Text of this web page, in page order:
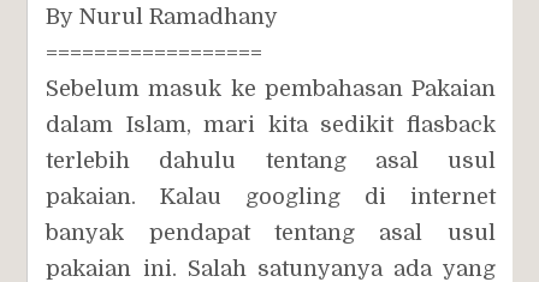
By Nurul Ramadhany
==================
Sebelum masuk ke pembahasan Pakaian
dalam Islam, mari kita sedikit flasback
terlebih dahulu tentang asal usul
pakaian. Kalau googling di internet
banyak pendapat tentang asal usul
pakaian ini. Salah satunyanya ada yang